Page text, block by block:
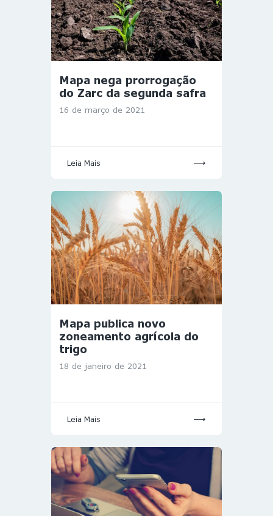
Mapa nega prorrogação
do Zarc da segunda safra
16 de março de 2021
Leia Mais
Mapa publica novo
zoneamento agrícola do
trigo
18 de janeiro de 2021
Leia Mais